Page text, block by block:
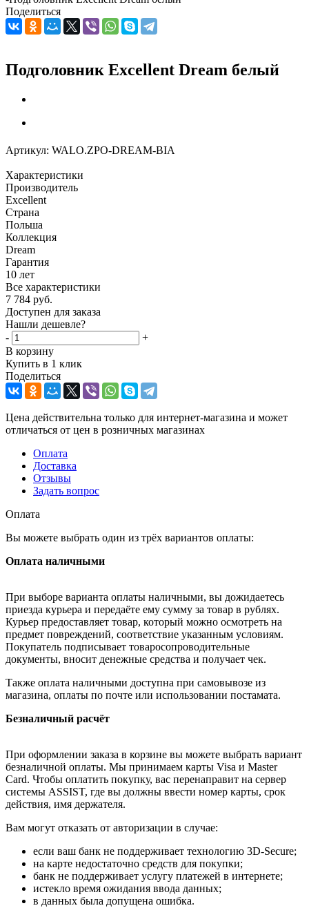
Поделиться
Подголовник Excellent Dream белый
Артикул: WALO.ZPO-DREAM-BIA
Характеристики
Производитель
Excellent
Страна
Польша
Коллекция
Dream
Гарантия
10 лет
Все характеристики
7 784 руб.
Доступен для заказа
Нашли дешевле?
-
+
В корзину
Купить в 1 клик
Поделиться
Цена действительна только для интернет-магазина и может
отличаться от цен в розничных магазинах
Оплата
Доставка
Отзывы
Задать вопрос
Оплата
Вы можете выбрать один из трёх вариантов оплаты:
Оплата наличными
При выборе варианта оплаты наличными, вы дожидаетесь
приезда курьера и передаёте ему сумму за товар в рублях.
Курьер предоставляет товар, который можно осмотреть на
предмет повреждений, соответствие указанным условиям.
Покупатель подписывает товаросопроводительные
документы, вносит денежные средства и получает чек.
Также оплата наличными доступна при самовывозе из
магазина, оплаты по почте или использовании постамата.
Безналичный расчёт
При оформлении заказа в корзине вы можете выбрать вариант
безналичной оплаты. Мы принимаем карты Visa и Master
Card. Чтобы оплатить покупку, вас перенаправит на сервер
системы ASSIST, где вы должны ввести номер карты, срок
действия, имя держателя.
Вам могут отказать от авторизации в случае:
если ваш банк не поддерживает технологию 3D-Secure;
на карте недостаточно средств для покупки;
банк не поддерживает услугу платежей в интернете;
истекло время ожидания ввода данных;
в данных была допущена ошибка.